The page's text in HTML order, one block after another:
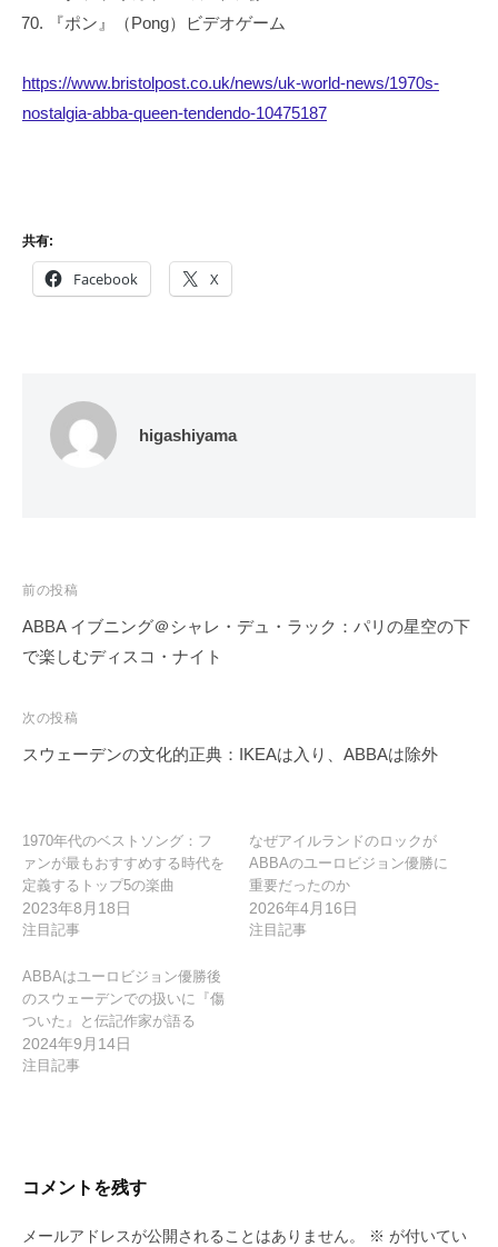
『ポン』（Pong）ビデオゲーム
https://www.bristolpost.co.uk/news/uk-world-news/1970s-
nostalgia-abba-queen-tendendo-10475187
共有:
Facebook X
higashiyama
投
稿
ナ
ゲ
ー
ン
前の投稿
ABBA イブニング＠シャレ・デュ・ラック：パリの星空の下
で楽しむディスコ・ナイト
次の投稿
スウェーデンの文化的正典：IKEAは入り、ABBAは除外
1970年代のベストソング：フ
ァンが最もおすすめする時代を
定義するトップ5の楽曲
2023年8月18日
注目記事
なぜアイルランドのロックが
ABBAのユーロビジョン優勝に
重要だったのか
2026年4月16日
注目記事
ABBAはユーロビジョン優勝後
のスウェーデンでの扱いに『傷
ついた』と伝記作家が語る
2024年9月14日
注目記事
コメントを残す
メールアドレスが公開されることはありません。 ※ が付いてい